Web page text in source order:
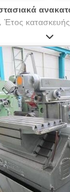
, Έτος
ΚΑΠΑΚΙ
-
γκρι
μπλε Αριθμός
0883 με
-
111 - Τραπέζι
mm) - SK 40
σύσφιξης S
- Συσκευή ψύξης
τρυπάνι με
φαίνεται-